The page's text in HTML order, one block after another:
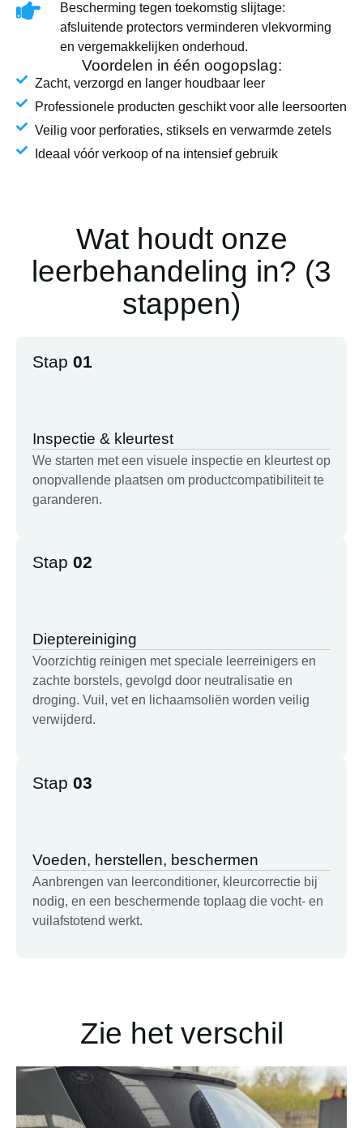
Bescherming tegen toekomstig slijtage:
afsluitende protectors verminderen vlekvorming
en vergemakkelijken onderhoud.
Voordelen in één oogopslag:
Zacht, verzorgd en langer houdbaar leer
Professionele producten geschikt voor alle leersoorten
Veilig voor perforaties, stiksels en verwarmde zetels
Ideaal vóór verkoop of na intensief gebruik
Wat houdt onze
leerbehandeling in? (3
stappen)
Stap 01
Inspectie & kleurtest
We starten met een visuele inspectie en kleurtest op
onopvallende plaatsen om productcompatibiliteit te
garanderen.
Stap 02
Dieptereiniging
Voorzichtig reinigen met speciale leerreinigers en
zachte borstels, gevolgd door neutralisatie en
droging. Vuil, vet en lichaamsoliën worden veilig
verwijderd.
Stap 03
Voeden, herstellen, beschermen
Aanbrengen van leerconditioner, kleurcorrectie bij
nodig, en een beschermende toplaag die vocht- en
vuilafstotend werkt.
Zie het verschil